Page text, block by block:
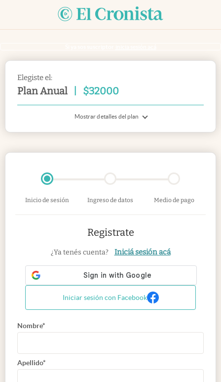
Elegiste el:
Plan Anual $32000
Mostrar detalles del plan
Inicio de sesión Ingreso de datos Medio de pago
Registrate
¿Ya tenés cuenta? Iniciá sesión acá
Iniciar sesión con Facebook
Nombre*
Apellido*